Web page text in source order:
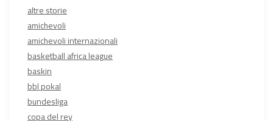
altre storie
amichevoli
amichevoli internazionali
basketball africa league
baskin
bbl pokal
bundesliga
copa del rey